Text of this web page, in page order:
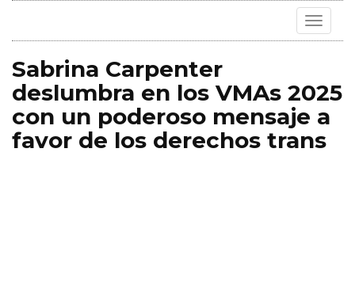
Toggle
Sabrina Carpenter
deslumbra en los VMAs 2025
con un poderoso mensaje a
favor de los derechos trans